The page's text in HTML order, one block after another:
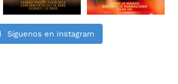
Síguenos en Instagram